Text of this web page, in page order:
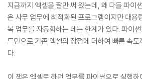
지금까지 엑셀을 잘만 써 왔는데, 왜 다들 파이
은 사무 업무에 최적화된 프로그램이지만 대용
복 업무를 자동화하는 데는 한계가 있다. 파이
드만으로 기존 엑셀의 장점에 더하여 빠른 속
다.
이 책은 엑셀로 하던 업무를 파이썬으로 실행